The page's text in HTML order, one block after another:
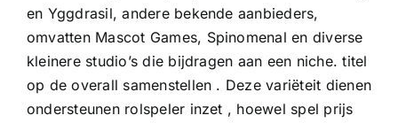
en Yggdrasil, andere bekende aanbieders,
omvatten Mascot Games, Spinomenal en diverse
kleinere studio’s die bijdragen aan een niche. titel
op de overall samenstellen . Deze variëteit dienen
ondersteunen rolspeler inzet , hoewel spel prijs